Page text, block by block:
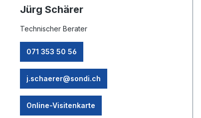
Jürg Schärer
Technischer Berater
071 353 50 56
j.schaerer@sondi.ch
Online-Visitenkarte